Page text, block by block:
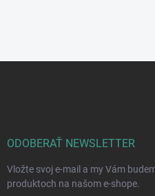
ODOBERAŤ NEWSLETTER
Vložte svoj e-mail a my Vám
produktoch na našom e-shope.